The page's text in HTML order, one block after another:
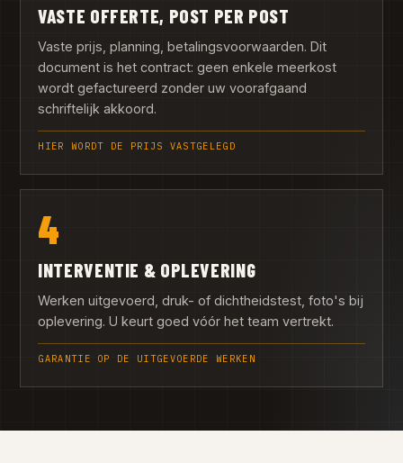
VASTE OFFERTE, POST PER POST
Vaste prijs, planning, betalingsvoorwaarden. Dit
document is het contract: geen enkele meerkost
wordt gefactureerd zonder uw voorafgaand
schriftelijk akkoord.
HIER WORDT DE PRIJS VASTGELEGD
4
INTERVENTIE & OPLEVERING
Werken uitgevoerd, druk- of dichtheidstest, foto's bij
oplevering. U keurt goed vóór het team vertrekt.
GARANTIE OP DE UITGEVOERDE WERKEN